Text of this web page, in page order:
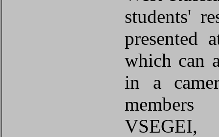
students'
presented
which can
in a
VSEGEI,